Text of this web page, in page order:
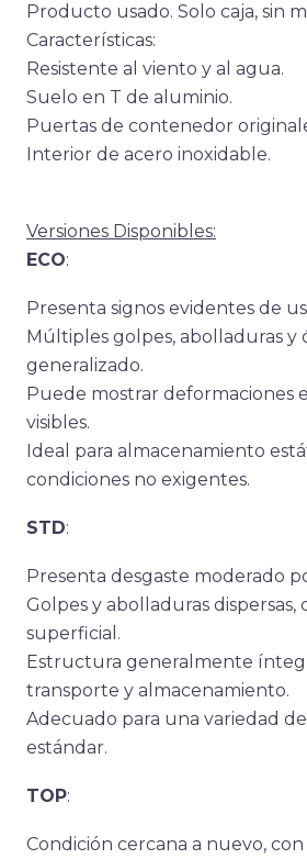
Producto usado. Solo caja, sin
Características:
Resistente al viento y al agua.
Suelo en T de aluminio.
Puertas de contenedor
Interior de acero inoxidable.
Versiones Disponibles:
ECO:
Presenta signos evidentes de
Múltiples golpes, abolladuras y
generalizado.
Puede mostrar deformaciones
visibles.
Ideal para almacenamiento
condiciones no exigentes.
STD:
Presenta desgaste moderado
Golpes y abolladuras dispersas,
superficial.
Estructura generalmente
transporte y almacenamiento.
Adecuado para una variedad
estándar.
TOP:
Condición cercana a nuevo,